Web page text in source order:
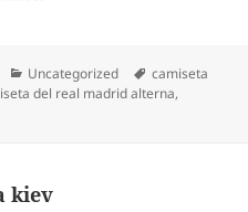
Categorías
Uncategorized Etiquetas
camiseta
del real madrid alterna,
kiev